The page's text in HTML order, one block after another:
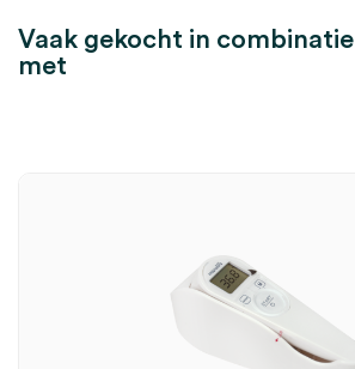
Vaak gekocht in combinatie
met